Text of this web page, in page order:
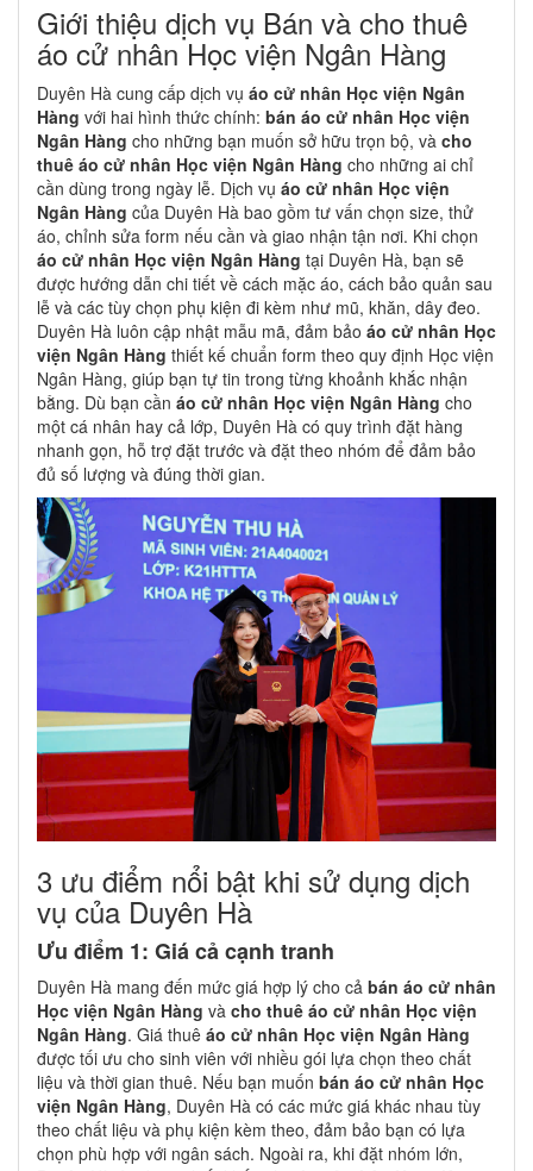
Giới thiệu dịch vụ Bán và cho thuê
áo cử nhân Học viện Ngân Hàng
Duyên Hà cung cấp dịch vụ áo cử nhân Học viện Ngân
Hàng với hai hình thức chính: bán áo cử nhân Học viện
Ngân Hàng cho những bạn muốn sở hữu trọn bộ, và cho
thuê áo cử nhân Học viện Ngân Hàng cho những ai chỉ
cần dùng trong ngày lễ. Dịch vụ áo cử nhân Học viện
Ngân Hàng của Duyên Hà bao gồm tư vấn chọn size, thử
áo, chỉnh sửa form nếu cần và giao nhận tận nơi. Khi chọn
áo cử nhân Học viện Ngân Hàng tại Duyên Hà, bạn sẽ
được hướng dẫn chi tiết về cách mặc áo, cách bảo quản sau
lễ và các tùy chọn phụ kiện đi kèm như mũ, khăn, dây đeo.
Duyên Hà luôn cập nhật mẫu mã, đảm bảo áo cử nhân Học
viện Ngân Hàng thiết kế chuẩn form theo quy định Học viện
Ngân Hàng, giúp bạn tự tin trong từng khoảnh khắc nhận
bằng. Dù bạn cần áo cử nhân Học viện Ngân Hàng cho
một cá nhân hay cả lớp, Duyên Hà có quy trình đặt hàng
nhanh gọn, hỗ trợ đặt trước và đặt theo nhóm để đảm bảo
đủ số lượng và đúng thời gian.
3 ưu điểm nổi bật khi sử dụng dịch
vụ của Duyên Hà
Ưu điểm 1: Giá cả cạnh tranh
Duyên Hà mang đến mức giá hợp lý cho cả bán áo cử nhân
Học viện Ngân Hàng và cho thuê áo cử nhân Học viện
Ngân Hàng. Giá thuê áo cử nhân Học viện Ngân Hàng
được tối ưu cho sinh viên với nhiều gói lựa chọn theo chất
liệu và thời gian thuê. Nếu bạn muốn bán áo cử nhân Học
viện Ngân Hàng, Duyên Hà có các mức giá khác nhau tùy
theo chất liệu và phụ kiện kèm theo, đảm bảo bạn có lựa
chọn phù hợp với ngân sách. Ngoài ra, khi đặt nhóm lớn,